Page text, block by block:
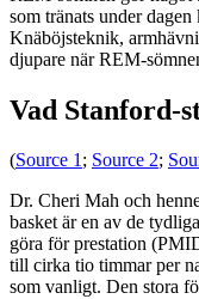
som tränats under
Knäböjsteknik,
djupare när REM-
Vad Stanford-
(Source 1; Source 2;
Dr. Cheri Mah och
basket är en av de
göra för prestation
till cirka tio timmar per
som vanligt. Den stora